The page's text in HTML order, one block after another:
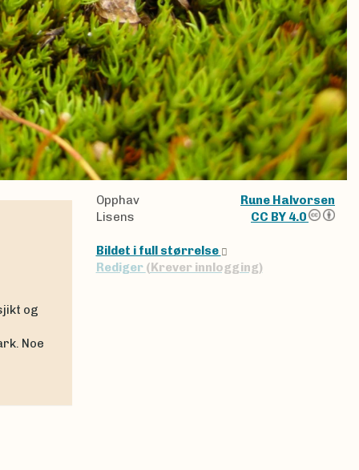
og
Noe
Opphav
Rune Halvorsen
Lisens
CC BY 4.0
Bildet i full størrelse
Rediger (Krever innlogging)